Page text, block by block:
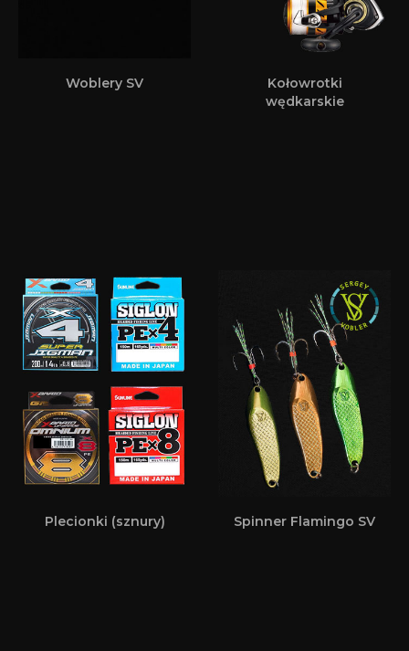
Woblery SV
Kołowrotki
wędkarskie
Plecionki (sznury) Spinner Flamingo SV